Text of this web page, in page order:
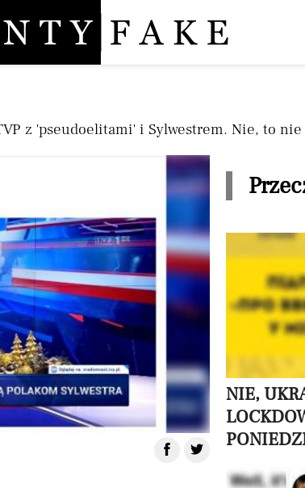
Pomiń nawigację
z 'pseudoelitami' i Sylwestrem. Nie, to
NIE,